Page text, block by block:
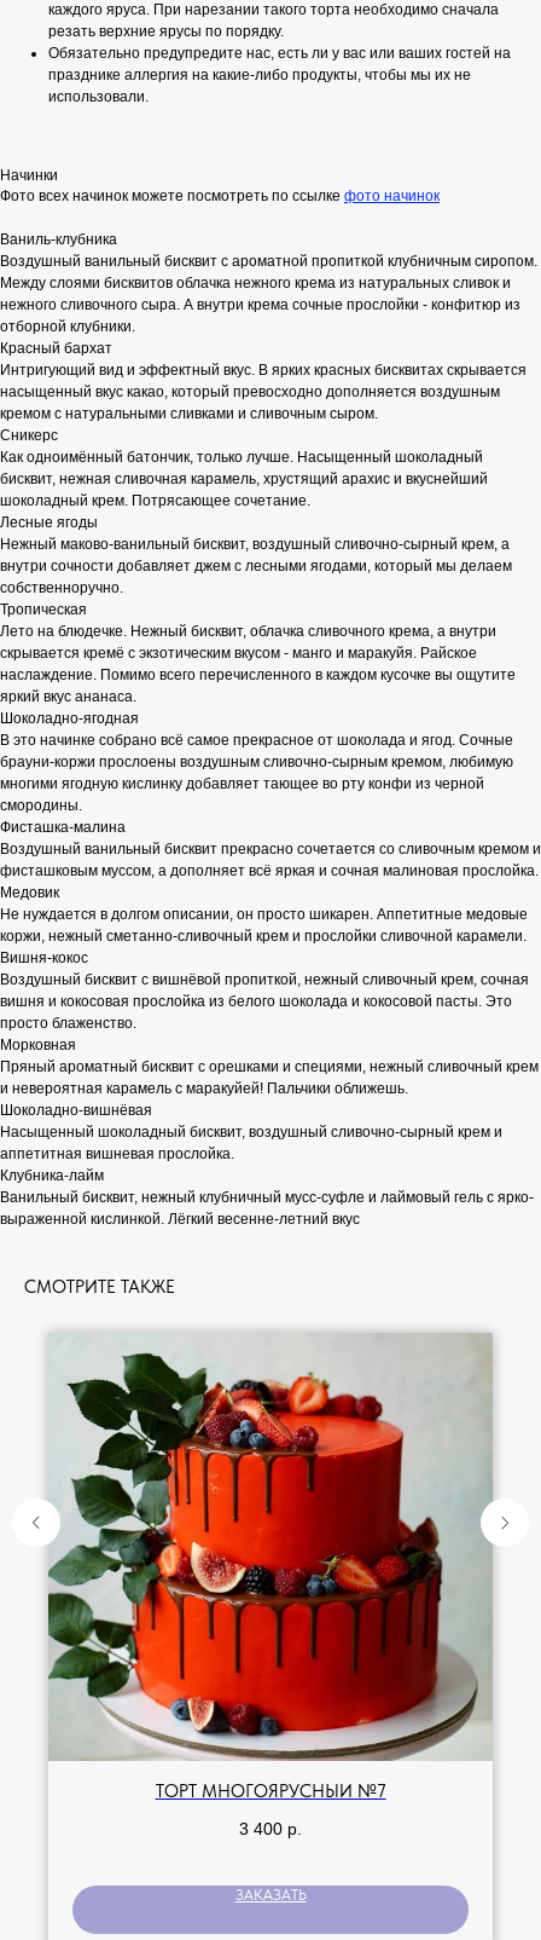
каждого яруса. При нарезании такого торта необходимо сначала
резать верхние ярусы по порядку.
Обязательно предупредите нас, есть ли у вас или ваших гостей на
празднике аллергия на какие-либо продукты, чтобы мы их не
использовали.
Начинки
Фото всех начинок можете посмотреть по ссылке фото начинок
Ваниль-клубника
Воздушный ванильный бисквит с ароматной пропиткой клубничным сиропом.
Между слоями бисквитов облачка нежного крема из натуральных сливок и
нежного сливочного сыра. А внутри крема сочные прослойки - конфитюр из
отборной клубники.
Красный бархат
Интригующий вид и эффектный вкус. В ярких красных бисквитах скрывается
насыщенный вкус какао, который превосходно дополняется воздушным
кремом с натуральными сливками и сливочным сыром.
Сникерс
Как одноимённый батончик, только лучше. Насыщенный шоколадный
бисквит, нежная сливочная карамель, хрустящий арахис и вкуснейший
шоколадный крем. Потрясающее сочетание.
Лесные ягоды
Нежный маково-ванильный бисквит, воздушный сливочно-сырный крем, а
внутри сочности добавляет джем с лесными ягодами, который мы делаем
собственноручно.
Тропическая
Лето на блюдечке. Нежный бисквит, облачка сливочного крема, а внутри
скрывается кремё с экзотическим вкусом - манго и маракуйя. Райское
наслаждение. Помимо всего перечисленного в каждом кусочке вы ощутите
яркий вкус ананаса.
Шоколадно-ягодная
В это начинке собрано всё самое прекрасное от шоколада и ягод. Сочные
брауни-коржи прослоены воздушным сливочно-сырным кремом, любимую
многими ягодную кислинку добавляет тающее во рту конфи из черной
смородины.
Фисташка-малина
Воздушный ванильный бисквит прекрасно сочетается со сливочным кремом и
фисташковым муссом, а дополняет всё яркая и сочная малиновая прослойка.
Медовик
Не нуждается в долгом описании, он просто шикарен. Аппетитные медовые
коржи, нежный сметанно-сливочный крем и прослойки сливочной карамели.
Вишня-кокос
Воздушный бисквит с вишнёвой пропиткой, нежный сливочный крем, сочная
вишня и кокосовая прослойка из белого шоколада и кокосовой пасты. Это
просто блаженство.
Морковная
Пряный ароматный бисквит с орешками и специями, нежный сливочный крем
и невероятная карамель с маракуйей! Пальчики оближешь.
Шоколадно-вишнёвая
Насыщенный шоколадный бисквит, воздушный сливочно-сырный крем и
аппетитная вишневая прослойка.
Клубника-лайм
Ванильный бисквит, нежный клубничный мусс-суфле и лаймовый гель с ярко-
выраженной кислинкой. Лёгкий весенне-летний вкус
СМОТРИТЕ ТАКЖЕ
ТОРТ МНОГОЯРУСНЫЙ №7
3 400 р.
ЗАКАЗАТЬ